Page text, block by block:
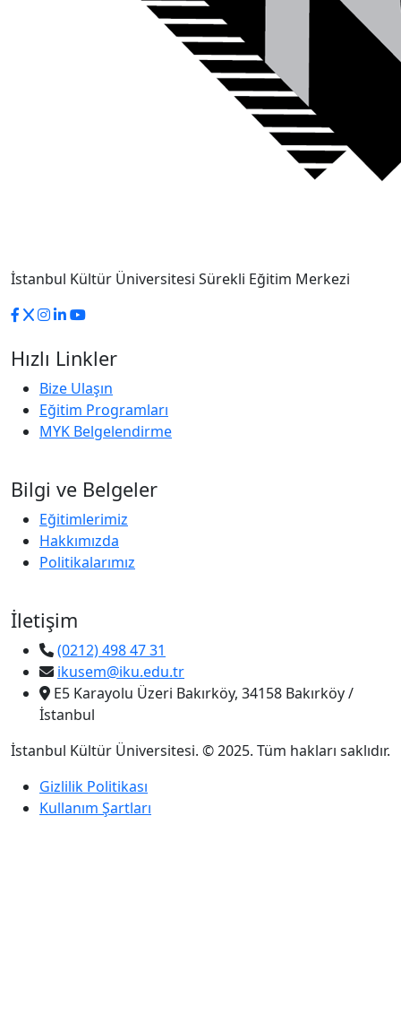
İstanbul Kültür Üniversitesi Sürekli Eğitim Merkezi
Hızlı Linkler
Bize Ulaşın
Eğitim Programları
MYK Belgelendirme
Bilgi ve Belgeler
Eğitimlerimiz
Hakkımızda
Politikalarımız
İletişim
(0212) 498 47 31
ikusem@iku.edu.tr
E5 Karayolu Üzeri Bakırköy, 34158 Bakırköy /
İstanbul
İstanbul Kültür Üniversitesi. © 2025. Tüm hakları saklıdır.
Gizlilik Politikası
Kullanım Şartları